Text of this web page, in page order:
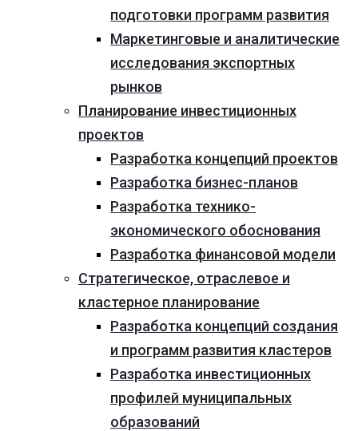
подготовки программ развития
Маркетинговые и аналитические
исследования экспортных
рынков
Планирование инвестиционных
проектов
Разработка концепций проектов
Разработка бизнес-планов
Разработка технико-
экономического обоснования
Разработка финансовой модели
Стратегическое, отраслевое и
кластерное планирование
Разработка концепций создания
и программ развития кластеров
Разработка инвестиционных
профилей муниципальных
образований